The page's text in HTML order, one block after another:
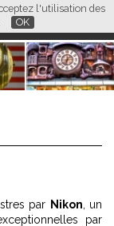
l'utilisation des
OK
CN
par Nikon , un
par